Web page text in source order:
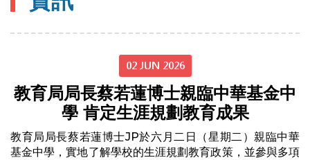
02 JUN 2026
教育局局長蔡若蓮博士親臨中華基金中
學 肯定生涯規劃教育成果
教育局局長蔡若蓮博士JP於六月二日（星期二）親臨中華
基金中學，實地了解學校的生涯規劃教育政策，並參與多項